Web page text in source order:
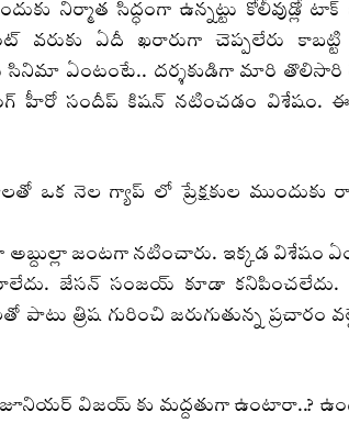
నిర్మాత సిద్ధంగా ఉన్నట్టు కోలీవుడ్లో
ఏదీ ఖరారుగా చెప్పలేరు కాబట్టి
సినిమా ఏంటంటే.. దర్శకుడిగా మారి తొలిసారి
సందీప్ కిషన్ నటించడం విశేషం. ఈ
ఒక నెల గ్యాప్ లో ప్రేక్షకుల ముందుకు
జంటగా నటించారు. ఇక్కడ విశేషం
జేసన్ సంజయ్ కూడా
త్రిష గురించి జరుగుతున్న ప్రచారం
విజయ్ కు మద్దతుగా ఉంటారా..?